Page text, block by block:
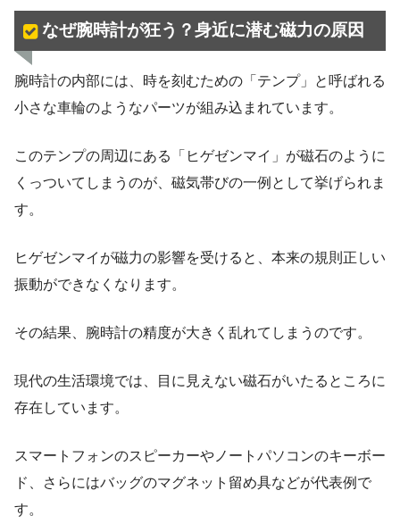
なぜ腕時計が狂う？身近に潜む磁力の原因
腕時計の内部には、時を刻むための「テンプ」と呼ばれる
小さな車輪のようなパーツが組み込まれています。
このテンプの周辺にある「ヒゲゼンマイ」が磁石のように
くっついてしまうのが、磁気帯びの一例として挙げられま
す。
ヒゲゼンマイが磁力の影響を受けると、本来の規則正しい
振動ができなくなります。
その結果、腕時計の精度が大きく乱れてしまうのです。
現代の生活環境では、目に見えない磁石がいたるところに
存在しています。
スマートフォンのスピーカーやノートパソコンのキーボー
ド、さらにはバッグのマグネット留め具などが代表例で
す。